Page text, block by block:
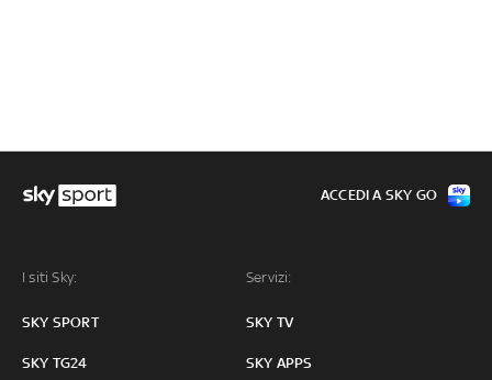
I siti Sky:
SKY SPORT
SKY TG24
Servizi:
SKY TV
SKY APPS
ACCEDI A SKY GO